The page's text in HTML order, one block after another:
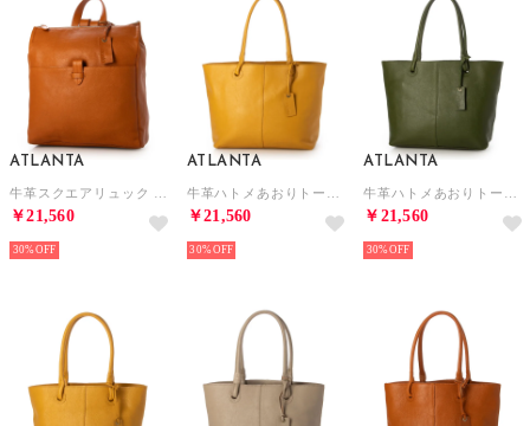
ATLANTA
￥21,560
30%
ATLANTA
￥21,560
30%
ATLANTA
￥21,560
30%